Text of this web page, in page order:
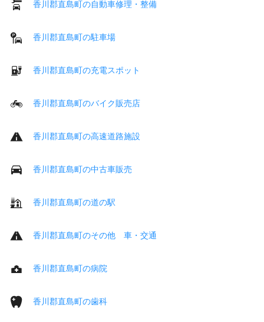
香川郡直島町の自動車修理・整備
香川郡直島町の駐車場
香川郡直島町の充電スポット
香川郡直島町のバイク販売店
香川郡直島町の高速道路施設
香川郡直島町の中古車販売
香川郡直島町の道の駅
香川郡直島町のその他 車・交通
香川郡直島町の病院
香川郡直島町の歯科